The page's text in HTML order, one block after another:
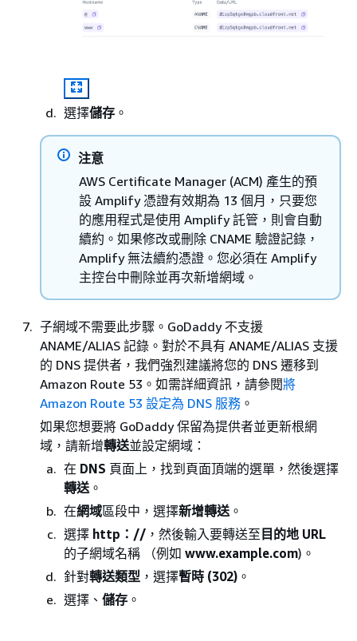
選擇儲存 。
注意
AWS Certificate Manager (ACM) 產生的預
設 Amplify 憑證有效期為 13 個月，只要您
的應用程式是使用 Amplify 託管，則會自動
續約。如果修改或刪除 CNAME 驗證記錄，
Amplify 無法續約憑證。您必須在 Amplify
主控台中刪除並再次新增網域。
子網域不需要此步驟。GoDaddy 不支援
ANAME/ALIAS 記錄。對於不具有 ANAME/ALIAS 支援
的 DNS 提供者，我們強烈建議將您的 DNS 遷移到
Amazon Route 53。如需詳細資訊，請參閱將
Amazon Route 53 設定為 DNS 服務 。
如果您想要將 GoDaddy 保留為提供者並更新根網
域，請新增轉送並設定網域：
在 DNS 頁面上，找到頁面頂端的選單，然後選擇
轉送。
在網域區段中，選擇新增轉送。
選擇 http：// ，然後輸入要轉送至 目的地 URL
的子網域名稱 （例如 www.example.com)。
針對轉送類型 ，選擇暫時 (302) 。
選擇、 儲存 。